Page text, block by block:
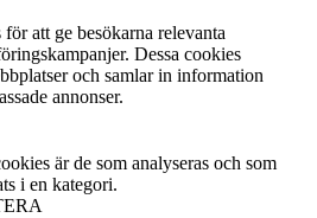
att ge besökarna relevanta
Dessa cookies
och samlar in information
annonser.
är de som analyseras och som
i en kategori.